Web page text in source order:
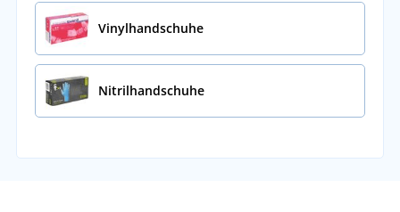
Vinylhandschuhe
Nitrilhandschuhe